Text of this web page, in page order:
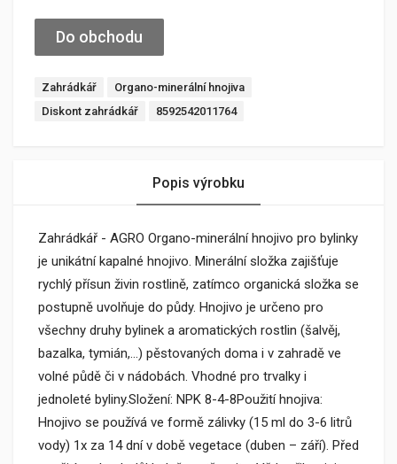
Do obchodu
Zahrádkář
Organo-minerální hnojiva
Diskont zahrádkář
8592542011764
Popis výrobku
Zahrádkář - AGRO Organo-minerální hnojivo pro bylinky
je unikátní kapalné hnojivo. Minerální složka zajišťuje
rychlý přísun živin rostlině, zatímco organická složka se
postupně uvolňuje do půdy. Hnojivo je určeno pro
všechny druhy bylinek a aromatických rostlin (šalvěj,
bazalka, tymián,…) pěstovaných doma i v zahradě ve
volné půdě či v nádobách. Vhodné pro trvalky i
jednoleté byliny.Složení: NPK 8-4-8Použití hnojiva:
Hnojivo se používá ve formě zálivky (15 ml do 3-6 litrů
vody) 1x za 14 dní v době vegetace (duben – září). Před